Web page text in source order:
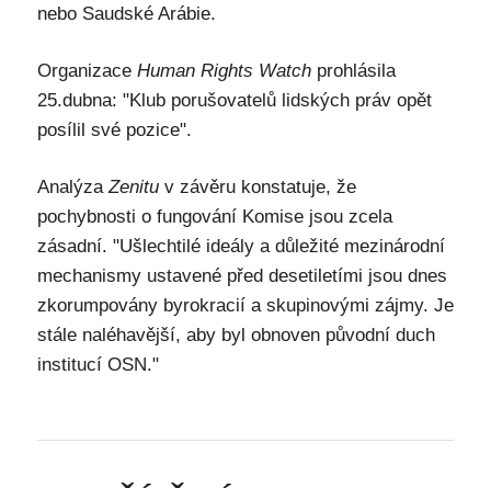
nebo Saudské Arábie.
Organizace Human Rights Watchprohlásila
25.dubna: "Klub porušovatelů lidských práv opět
posílil své pozice".
AnalýzaZenituv závěru konstatuje, že
pochybnosti o fungování Komise jsou zcela
zásadní. "Ušlechtilé ideály a důležité mezinárodní
mechanismy ustavené před desetiletími jsou dnes
zkorumpovány byrokracií a skupinovými zájmy. Je
stále naléhavější, aby byl obnoven původní duch
institucí OSN."